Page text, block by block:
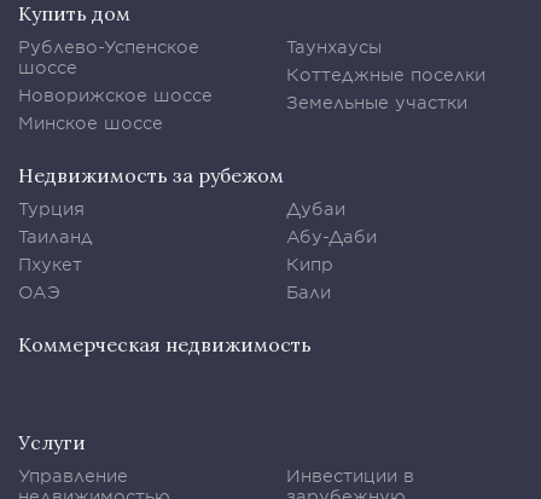
Купить дом
Рублево-Успенское
шоссе
Новорижское шоссе
Минское шоссе
Таунхаусы
Коттеджные поселки
Земельные участки
Недвижимость за рубежом
Турция
Таиланд
Пхукет
ОАЭ
Дубаи
Абу-Даби
Кипр
Бали
Коммерческая недвижимость
Услуги
Управление
Инвестиции в